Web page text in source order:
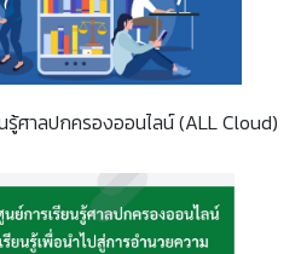
รู้ศาลปกครองออนไลน์ (ALL Cloud)